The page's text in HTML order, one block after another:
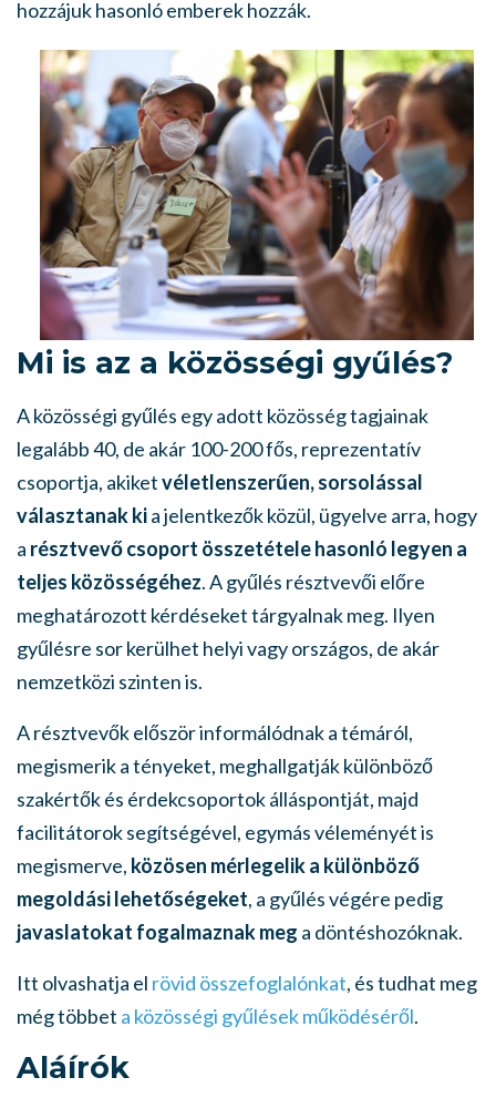
hozzájuk hasonló emberek hozzák.
Mi is az a közösségi gyűlés?
A közösségi gyűlés egy adott közösség tagjainak
legalább 40, de akár 100-200 fős, reprezentatív
csoportja, akiketvéletlenszerűen, sorsolással
választanak kia jelentkezők közül, ügyelve arra, hogy
a résztvevő csoport összetétele hasonló legyen a
teljes közösségéhez. A gyűlés résztvevői előre
meghatározott kérdéseket tárgyalnak meg. Ilyen
gyűlésre sor kerülhet helyi vagy országos, de akár
nemzetközi szinten is.
A résztvevők először informálódnak a témáról,
megismerik a tényeket, meghallgatják különböző
szakértők és érdekcsoportok álláspontját, majd
facilitátorok segítségével, egymás véleményét is
megismerve, közösen mérlegelik a különböző
megoldási lehetőségeket, a gyűlés végére pedig
javaslatokat fogalmaznak meg a döntéshozóknak.
Itt olvashatja el rövid összefoglalónkat, és tudhat meg
még többet a közösségi gyűlések működéséről.
Aláírók